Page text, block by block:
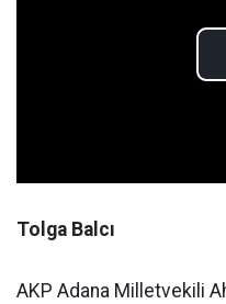
Tolga Balcı
AKP Adana Milletvekili